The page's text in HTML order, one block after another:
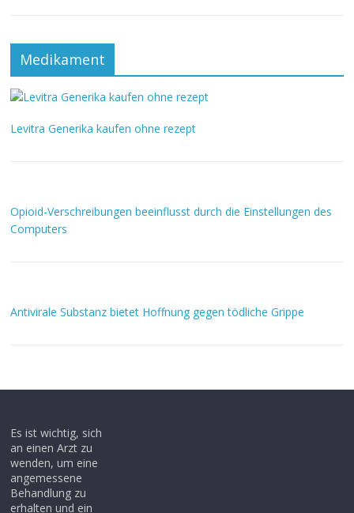
Medikament
Levitra Generika kaufen ohne rezept
Opioid-Verschreibungen beeinflusst durch die Einstellungen des
Computers
Antivirale Substanz bietet Hoffnung gegen tödliche Grippe
Es ist wichtig, sich
an einen Arzt zu
wenden, um eine
angemessene
Behandlung zu
erhalten und ein